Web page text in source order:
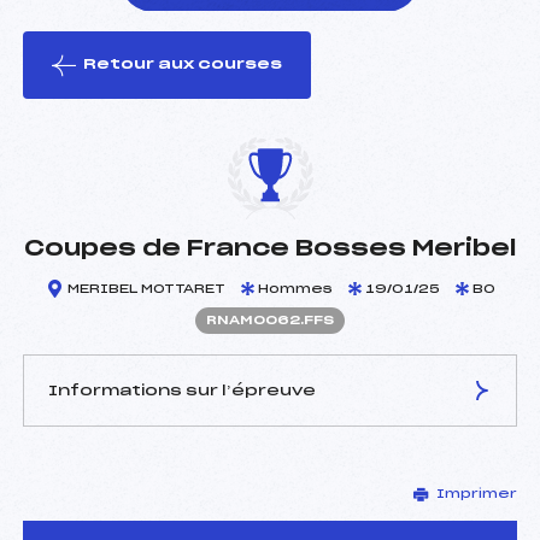
le ski
Retour aux courses
Coupes de France Bosses Meribel
MERIBEL MOTTARET Hommes 19/01/25 BO
RNAM0062.FFS
Informations sur l’épreuve
TESSIER GILLES (SA)
Arbitre :
–
Imprimer